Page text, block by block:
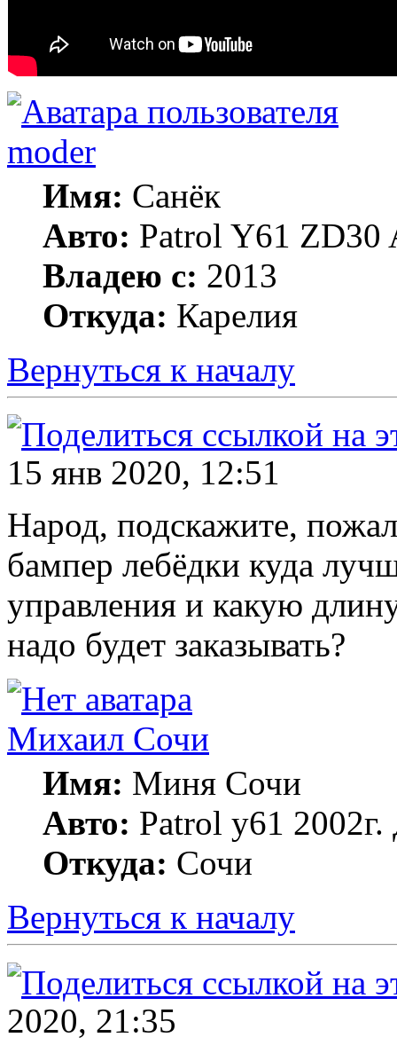
moder
Имя: Санёк
Авто: Patrol Y61 ZD30
Владею с: 2013
Откуда: Карелия
Вернуться к началу
15 янв 2020, 12:51
Народ, подскажите,
бампер лебёдки куда
управления и какую
надо будет заказывать?
Михаил Сочи
Имя: Миня Сочи
Авто: Patrol y61
Откуда: Сочи
Вернуться к началу
2020, 21:35